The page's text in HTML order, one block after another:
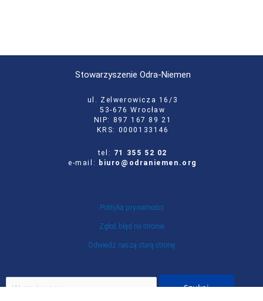
Stowarzyszenie Odra-Niemen
ul. Zelwerowicza 16/3
53-676 Wrocław
NIP: 897 167 89 21
KRS: 0000133146
tel: 71 355 52 02
e-mail:
biuro@odraniemen.org
Polityka prywatności
Zgłoś błąd na stronie
Odwiedź naszą starą stronę
Szukaj
dla: